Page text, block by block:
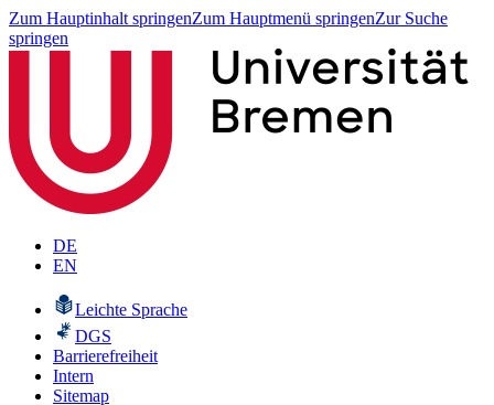
Zum Hauptinhalt springenZum Hauptmenü springenZur Suche
springen
DE
EN
Leichte Sprache
DGS
Barrierefreiheit
Intern
Sitemap